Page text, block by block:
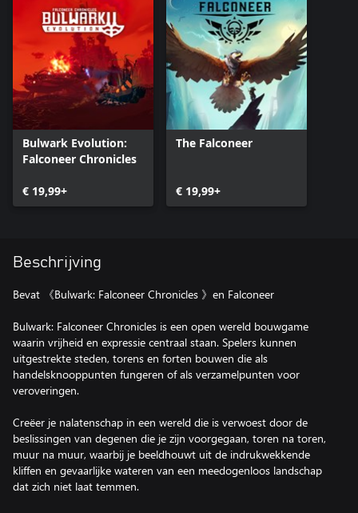
Bulwark Evolution:
Falconeer Chronicles
€ 19,99+
The Falconeer
€ 19,99+
Beschrijving
Bevat 《Bulwark: Falconeer Chronicles 》en Falconeer
Bulwark: Falconeer Chronicles is een open wereld bouwgame
waarin vrijheid en expressie centraal staan. Spelers kunnen
uitgestrekte steden, torens en forten bouwen die als
handelsknooppunten fungeren of als verzamelpunten voor
veroveringen.
Creëer je nalatenschap in een wereld die is verwoest door de
beslissingen van degenen die je zijn voorgegaan, toren na toren,
muur na muur, waarbij je beeldhouwt uit de indrukwekkende
kliffen en gevaarlijke wateren van een meedogenloos landschap
dat zich niet laat temmen.